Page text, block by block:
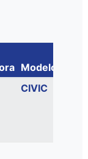
Modelo
CIVIC